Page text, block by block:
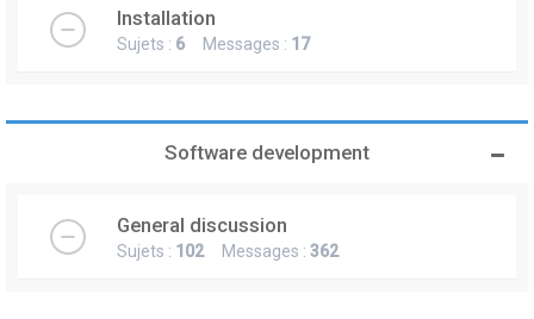
Installation
Sujets : 6 Messages : 17
Software development
General discussion
Sujets : 102Messages : 362